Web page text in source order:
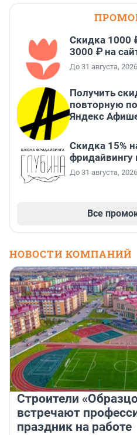
Скидка 1000
3000 ₽ на
До 31 августа, 2026
Получить
повторную
Яндекс
Скидка 15%
фридайвингу
До 31 августа, 2026
Все
НОВОСТИ КОМПАНИЙ
Строители
встречают
праздник на работе